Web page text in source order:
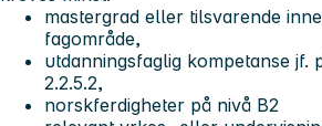
mastergrad eller tilsvarende
fagområde,
utdanningsfaglig kompetanse jf.
2.2.5.2,
norskferdigheter på nivå B2